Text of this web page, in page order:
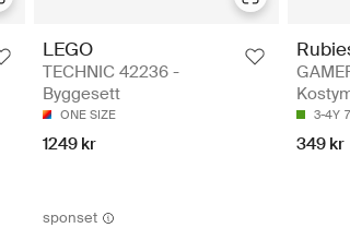
LEGO
TECHNIC 42236 -
Byggesett
ONE SIZE
1249 kr
3-4Y
349 kr
sponset